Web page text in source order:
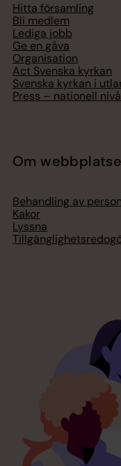
Hitta församling
Bli medlem
Lediga jobb
Ge en gåva
Organisation
Act Svenska kyrkan
Svenska kyrkan i
Press – nationell nivå
Om
Behandling av
Kakor
Lyssna